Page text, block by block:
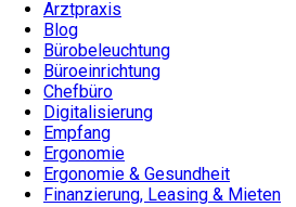
Arztpraxis
Blog
Bürobeleuchtung
Büroeinrichtung
Chefbüro
Digitalisierung
Empfang
Ergonomie
Ergonomie & Gesundheit
Finanzierung, Leasing & Mieten